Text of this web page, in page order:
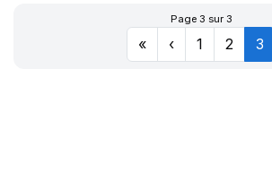
AIR + FLAP
Page 3 sur 3
« ‹ 1 2 3